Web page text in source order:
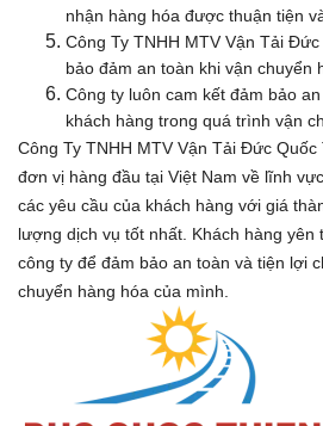
nhận hàng hóa được thuận tiện
Công Ty TNHH MTV Vận Tải
bảo đảm an toàn khi vận chuyển
Công ty luôn cam kết đảm bảo
khách hàng trong quá trình vận
Công Ty TNHH MTV Vận Tải Đức
đơn vị hàng đầu tại Việt Nam về lĩnh
các yêu cầu của khách hàng với giá
lượng dịch vụ tốt nhất. Khách hàng yên
công ty để đảm bảo an toàn và tiện lợi
chuyển hàng hóa của mình.